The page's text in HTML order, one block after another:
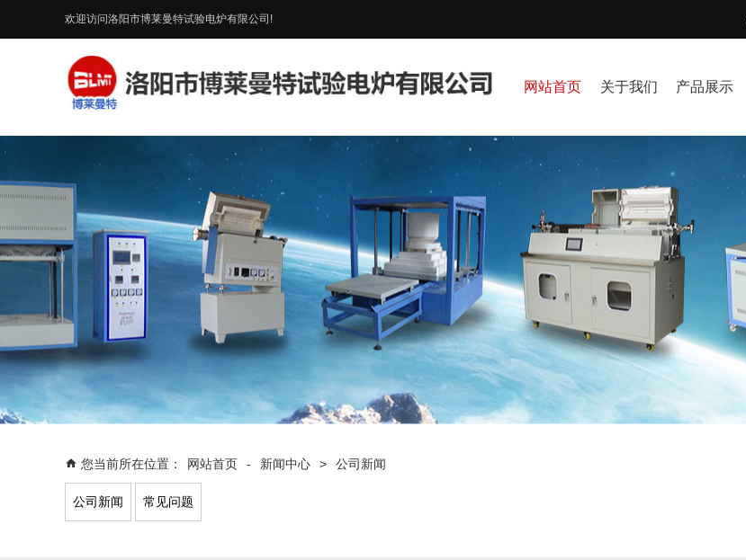
欢迎访问洛阳市博莱曼特试验电炉有限公司!
网站首页 关于我们 产品展示
您当前所在位置： 网站首页 - 新闻中心 > 公司新闻
公司新闻 常见问题